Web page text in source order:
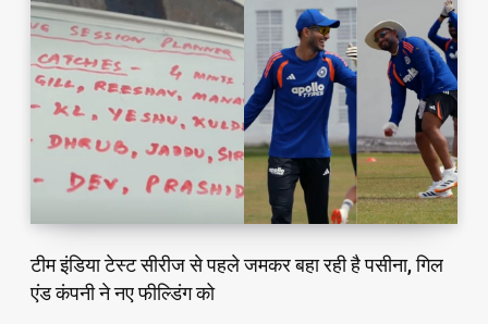
टीम इंडिया टेस्ट सीरीज से पहले जमकर बहा रही है पसीना, गिल
एंड कंपनी ने नए फील्डिंग को